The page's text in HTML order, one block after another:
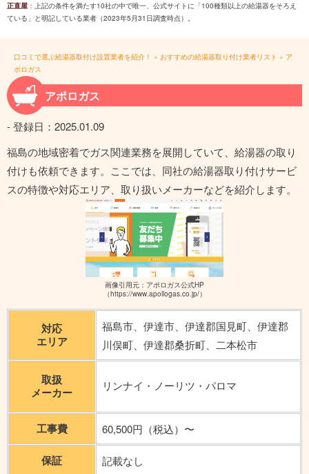
正直屋 ：上記の条件を満たす10社の中で唯一、公式サイトに「100種類以上の給湯器をそろえ
ている」と明記している業者（2023年5月31日調査時点）。
口コミで選ぶ給湯器取付け設置業者を紹介！ » おすすめの給湯器取り付け業者リスト » ア
ポロガス
アポロガス
- 登録日： 2025.01.09
福島の地域密着でガス関連業務を展開していて、給湯器の取り
付けも依頼できます。ここでは、同社の給湯器取り付けサービ
スの特徴や対応エリア、取り扱いメーカーなどを紹介します。
画像引用元：アポロガス公式HP
（https://www.apollogas.co.jp/）
対応
エリア
福島市、伊達市、伊達郡国見町、伊達郡
川俣町、伊達郡桑折町、二本松市
取扱
メーカー
リンナイ・ノーリツ・パロマ
工事費 60,500円（税込）〜
保証 記載なし